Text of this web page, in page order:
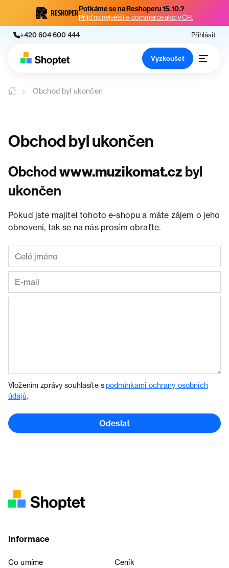
Potkáme se na Reshoperu 15. 10.?
Přijď na největší e-commerce akci v ČR.
+420 604 600 444 Přihlásit
Vyzkoušet
Obchod byl ukončen
Obchod byl ukončen
Obchodwww.muzikomat.cz byl
ukončen
Pokud jste majitel tohoto e-shopu a máte zájem o jeho
obnovení, tak se na nás prosím obraťte.
Vložením zprávy souhlasíte spodmínkami ochrany osobních
údajů.
Odeslat
Informace
Co umíme
Ceník